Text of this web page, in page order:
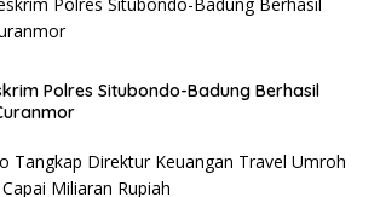
Polres Situbondo-Badung Berhasil